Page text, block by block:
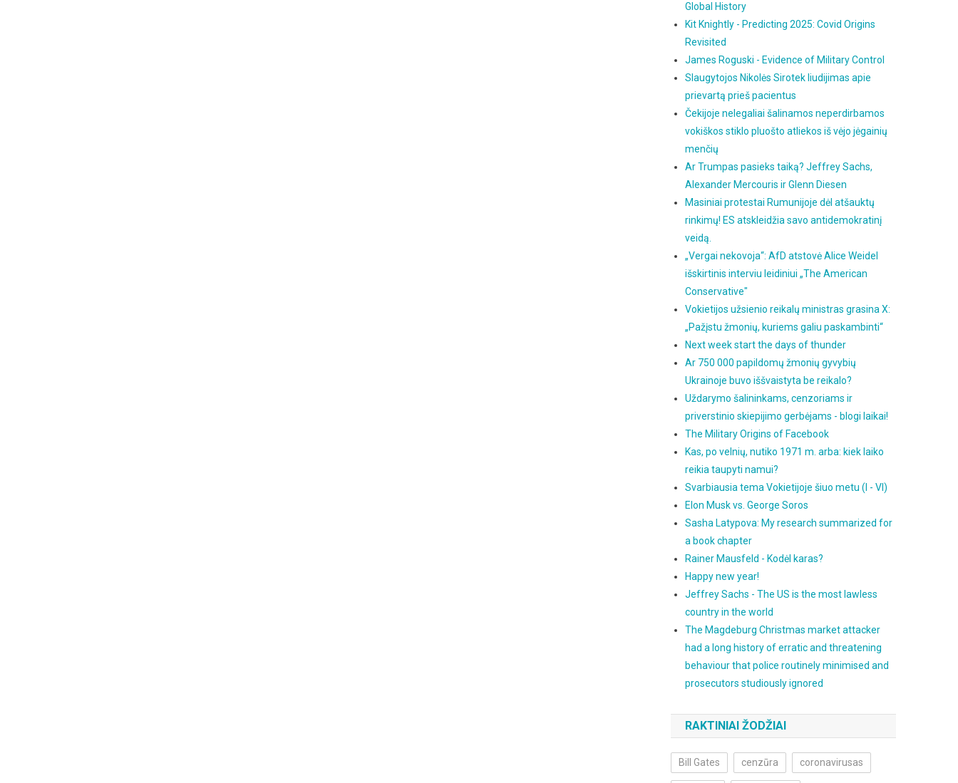
Global History
Kit Knightly - Predicting 2025: Covid Origins
Revisited
James Roguski - Evidence of Military Control
Slaugytojos Nikolės Sirotek liudijimas apie
prievartą prieš pacientus
Čekijoje nelegaliai šalinamos neperdirbamos
vokiškos stiklo pluošto atliekos iš vėjo jėgainių
menčių
Ar Trumpas pasieks taiką? Jeffrey Sachs,
Alexander Mercouris ir Glenn Diesen
Masiniai protestai Rumunijoje dėl atšauktų
rinkimų! ES atskleidžia savo antidemokratinį
veidą.
„Vergai nekovoja“: AfD atstovė Alice Weidel
išskirtinis interviu leidiniui „The American
Conservative"
Vokietijos užsienio reikalų ministras grasina X:
„Pažįstu žmonių, kuriems galiu paskambinti“
Next week start the days of thunder
Ar 750 000 papildomų žmonių gyvybių
Ukrainoje buvo iššvaistyta be reikalo?
Uždarymo šalininkams, cenzoriams ir
priverstinio skiepijimo gerbėjams - blogi laikai!
The Military Origins of Facebook
Kas, po velnių, nutiko 1971 m. arba: kiek laiko
reikia taupyti namui?
Svarbiausia tema Vokietijoje šiuo metu (I - VI)
Elon Musk vs. George Soros
Sasha Latypova: My research summarized for
a book chapter
Rainer Mausfeld - Kodėl karas?
Happy new year!
Jeffrey Sachs - The US is the most lawless
country in the world
The Magdeburg Christmas market attacker
had a long history of erratic and threatening
behaviour that police routinely minimised and
prosecutors studiously ignored
RAKTINIAI ŽODŽIAI
Bill Gates cenzūra coronavirusas